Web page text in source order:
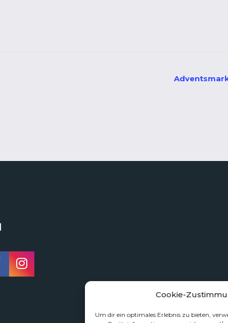
Cookie-
Um dir ein optimales Erlebnis zu bieten,